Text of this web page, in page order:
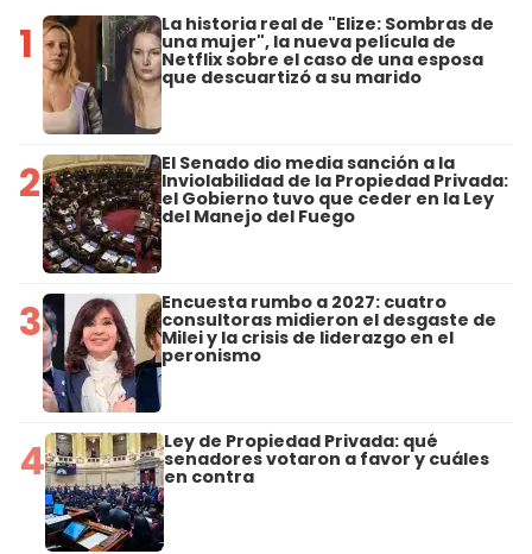
1 La historia real de "Elize: Sombras de
una mujer", la nueva película de
Netflix sobre el caso de una esposa
que descuartizó a su marido
2 El Senado dio media sanción a la
Inviolabilidad de la Propiedad Privada:
el Gobierno tuvo que ceder en la Ley
del Manejo del Fuego
3 Encuesta rumbo a 2027: cuatro
consultoras midieron el desgaste de
Milei y la crisis de liderazgo en el
peronismo
4 Ley de Propiedad Privada: qué
senadores votaron a favor y cuáles
en contra